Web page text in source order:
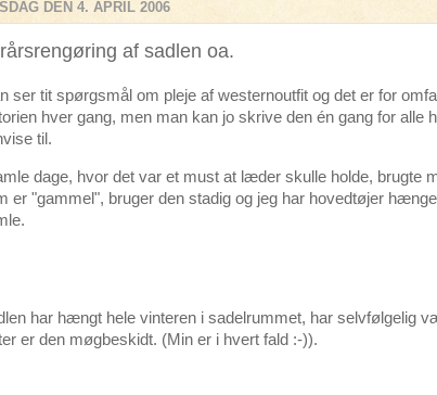
DEN 4. APRIL 2006
af sadlen oa.
ser tit spørgsmål om pleje af westernoutfit og det er for
hver gang, men man kan jo skrive den én gang for alle
til.
dage, hvor det var et must at læder skulle holde, brugte
er "gammel", bruger den stadig og jeg har hovedtøjer
har hængt hele vinteren i sadelrummet, har selvfølgelig
er den møgbeskidt. (Min er i hvert fald :-)).